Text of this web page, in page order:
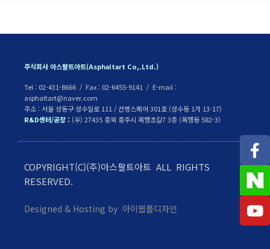
주식회사 아스팔트아트(Asphaltart Co,.Ltd.)
Tel : 02-431-8666 / Fax : 02-6455-9141 / E-mail :
asphaltart@naver.com
주소 : 서울 성동구 성수일로 111 / 선명스퀘어 301호 (성수동 1가 13-17)
R&D센터/공장 : (우) 27435 충북 충주시 목행초길7 3층 (목행동 582-3)
COPYRIGHT(C)(주)아스팔트아트 ALL RIGHTS
RESERVED.
Designed & Hosting by 아이웹플디자인